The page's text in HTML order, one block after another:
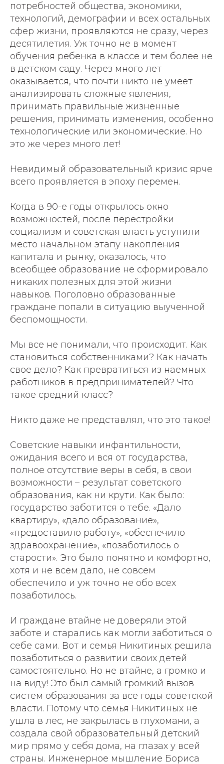
потребностей общества, экономики,
технологий, демографии и всех остальных
сфер жизни, проявляются не сразу, через
десятилетия. Уж точно не в момент
обучения ребенка в классе и тем более не
в детском саду. Через много лет
оказывается, что почти никто не умеет
анализировать сложные явления,
принимать правильные жизненные
решения, принимать изменения, особенно
технологические или экономические. Но
это же через много лет!
Невидимый образовательный кризис ярче
всего проявляется в эпоху перемен.
Когда в 90-е годы открылось окно
возможностей, после перестройки
социализм и советская власть уступили
место начальном этапу накопления
капитала и рынку, оказалось, что
всеобщее образование не сформировало
никаких полезных для этой жизни
навыков. Поголовно образованные
граждане попали в ситуацию выученной
беспомощности.
Мы все не понимали, что происходит. Как
становиться собственниками? Как начать
свое дело? Как превратиться из наемных
работников в предпринимателей? Что
такое средний класс?
Никто даже не представлял, что это такое!
Советские навыки инфантильности,
ожидания всего и вся от государства,
полное отсутствие веры в себя, в свои
возможности – результат советского
образования, как ни крути. Как было:
государство заботится о тебе. «Дало
квартиру», «дало образование»,
«предоставило работу», «обеспечило
здравоохранение», «позаботилось о
старости». Это было понятно и комфортно,
хотя и не всем дало, не совсем
обеспечило и уж точно не обо всех
позаботилось.
И граждане втайне не доверяли этой
заботе и старались как могли заботиться о
себе сами. Вот и семья Никитиных решила
позаботиться о развитии своих детей
самостоятельно. Но не втайне, а громко и
на виду! Это был самый громкий вызов
систем образования за все годы советской
власти. Потому что семья Никитиных не
ушла в лес, не закрылась в глухомани, а
создала свой образовательный детский
мир прямо у себя дома, на глазах у всей
страны. Инженерное мышление Бориса